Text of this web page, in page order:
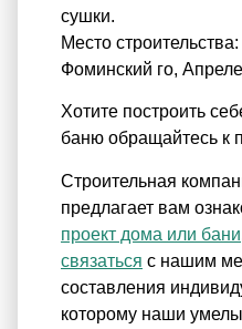
сушки.
Место
Фоминский го,
Хотите построить
баню обращайтесь к
Строительная
предлагает вам
проект дома или бани
связаться с нашим
составления
которому наши